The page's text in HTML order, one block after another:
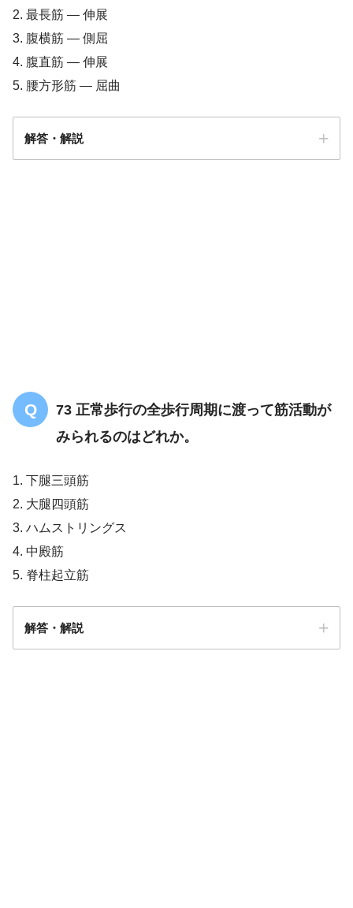
2. 最長筋 ― 伸展
3. 腹横筋 ― 側屈
4. 腹直筋 ― 伸展
5. 腰方形筋 ― 屈曲
解答・解説
73 正常歩行の全歩行周期に渡って筋活動が
みられるのはどれか。
1. 下腿三頭筋
2. 大腿四頭筋
3. ハムストリングス
4. 中殿筋
5. 脊柱起立筋
解答・解説